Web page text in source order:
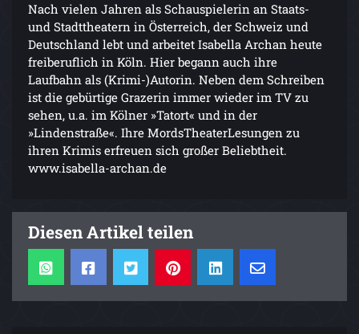
Nach vielen Jahren als Schauspielerin an Staats-
und Stadttheatern in Österreich, der Schweiz und
Deutschland lebt und arbeitet Isabella Archan heute
freiberuflich in Köln. Hier begann auch ihre
Laufbahn als (Krimi-)Autorin. Neben dem Schreiben
ist die gebürtige Grazerin immer wieder im TV zu
sehen, u.a. im Kölner »Tatort« und in der
»Lindenstraße«. Ihre MordsTheaterLesungen zu
ihren Krimis erfreuen sich großer Beliebtheit.
www.isabella-archan.de
Diesen Artikel teilen